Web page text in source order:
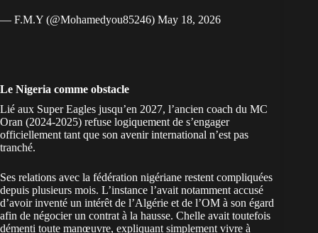
— F.M.Y (@Mohamedyou85246) May 18, 2026
Le Nigeria comme obstacle
Lié aux Super Eagles jusqu’en 2027, l’ancien coach du MC
Oran (2024-2025) refuse logiquement de s’engager
officiellement tant que son avenir international n’est pas
tranché.
Ses relations avec la fédération nigériane restent compliquées
depuis plusieurs mois. L’instance l’avait notamment accusé
d’avoir inventé un intérêt de l’Algérie et de l’OM à son égard
afin de négocier un contrat à la hausse. Chelle avait toutefois
démenti toute manœuvre, expliquant simplement vivre à